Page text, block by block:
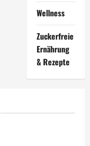
Wellness
Zuckerfreie
Ernährung
& Rezepte